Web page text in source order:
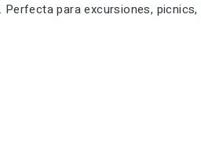
para excursiones,